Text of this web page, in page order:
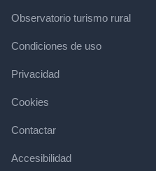
Observatorio turismo rural
Condiciones de uso
Privacidad
Cookies
Contactar
Accesibilidad